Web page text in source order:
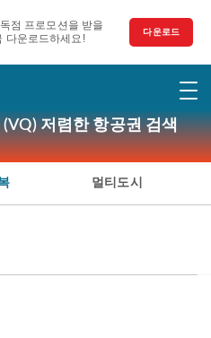
점 프로모션을 받을
다운로드하세요!
다운로드
저렴한 항공권 검색
멀티도시